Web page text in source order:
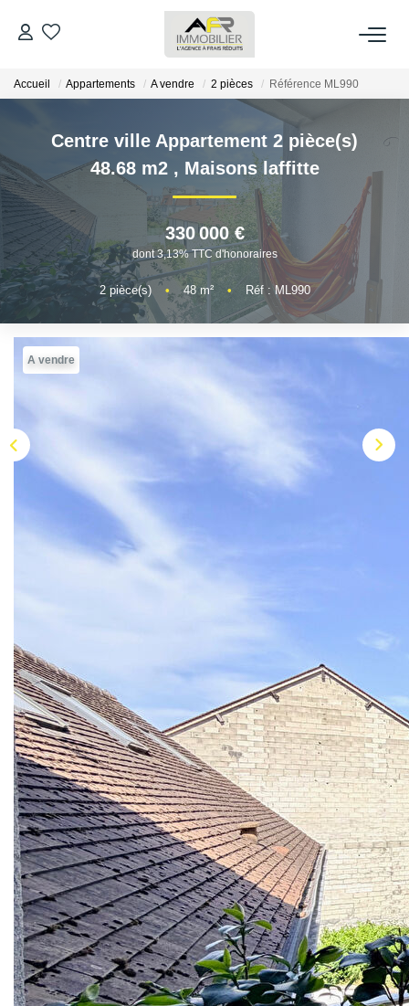
ACHETER
LOUER
ESTIMER
FAIRE GÉRER
NOS AGENCES
AFR IMMOBILIER Bezons
AFR IMMOBILIER Chatou - Location | Gestion | Syndic
AFR IMMOBILIER Chatou - Transaction
AFR IMMOBILIER Sartrouville
Accueil Appartements A vendre 2 pièces Référence ML990
Centre ville Appartement 2 pièce(s)
48.68 m2 , Maisons laffitte
330 000 €
dont 3,13% TTC d'honoraires
2pièce(s) • 48m² • Réf : ML990
A vendre
Description
Réf : ML990
En Centre ville, à 2 pas de la gare, dans une petite
résidence de 1995, appartement 2 pièces de 48.68m²
offrant une pièce de vie de 28m² donnant sur un balcon bien
exposé sur l'arrière-cour, sans vis à vis, une cuisine
ouverte, une salle de bains, des WC séparés, une vaste
chambre avec placard intégré.
Place de parking privative en sous-sol. Faibles charges.
Un bien rare et recherché, idéalement situé, au calme avec
absolument tout à proximité.
Une très belle opportunité pour s'installer et investir en toute
sérénité.
** €330 000 honoraires inclus|€320 000 hors honoraires|Honoraires : 3.13%